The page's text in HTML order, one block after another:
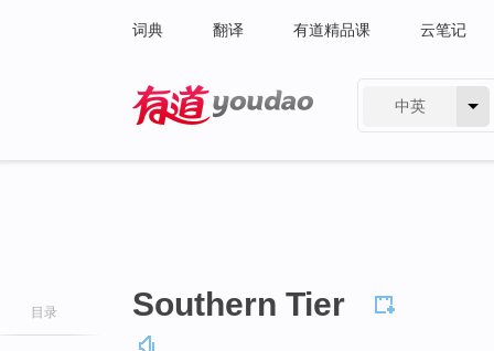
词典 翻译 有道精品课 云笔记
中英
目录 Southern Tier